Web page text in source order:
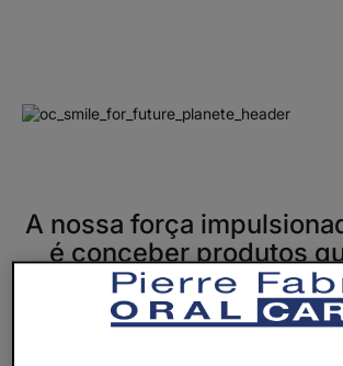
A nossa força
é conceber produtos
bons para a nossa
respeitem o nosso